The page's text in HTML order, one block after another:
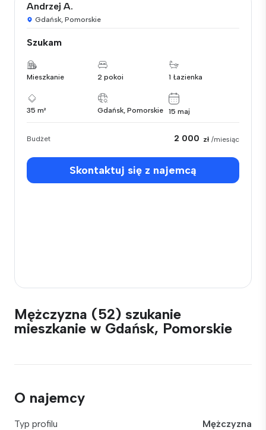
Andrzej A.
Gdańsk, Pomorskie
Szukam
Mieszkanie 2 pokoi 1 Łazienka
35 m² Gdańsk, Pomorskie 15 maj
Budżet 2 000 zł /miesiąc
Skontaktuj się z najemcą
Mężczyzna (52) szukanie
mieszkanie w Gdańsk, Pomorskie
O najemcy
Typ profilu
Mężczyzna